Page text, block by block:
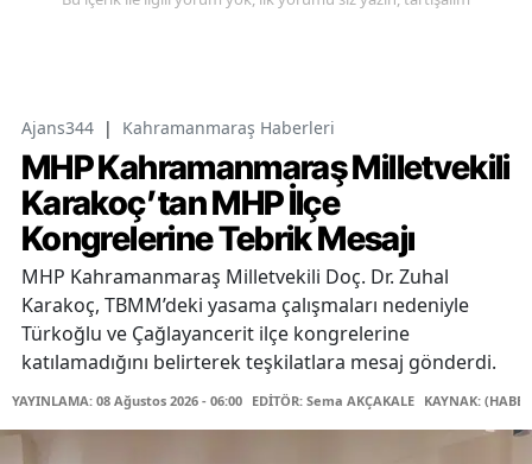
Ajans344 | Kahramanmaraş Haberleri
MHP Kahramanmaraş Milletvekili
Karakoç’tan MHP İlçe
Kongrelerine Tebrik Mesajı
MHP Kahramanmaraş Milletvekili Doç. Dr. Zuhal
Karakoç, TBMM’deki yasama çalışmaları nedeniyle
Türkoğlu ve Çağlayancerit ilçe kongrelerine
katılamadığını belirterek teşkilatlara mesaj gönderdi.
YAYINLAMA: 08 Ağustos 2026 - 06:00 EDİTÖR: Sema AKÇAKALE KAYNAK: